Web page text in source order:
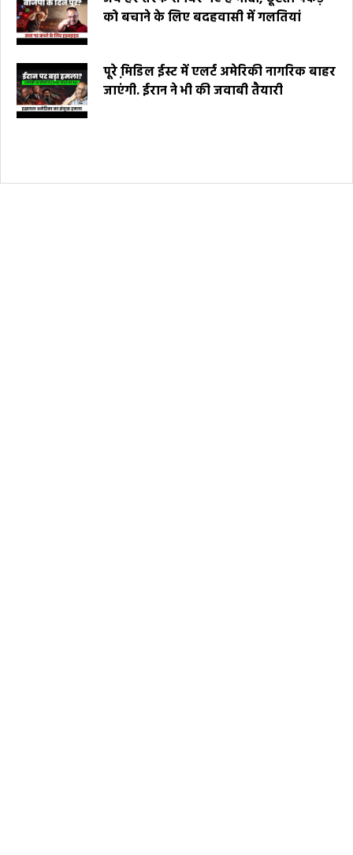
को बचाने के लिए बदहवासी में गलतियां
पूरे मि़डिल ईस्ट में एलर्ट अमेरिकी नागरिक बाहर
जाएंगी. ईरान ने भी की जवाबी तैयारी